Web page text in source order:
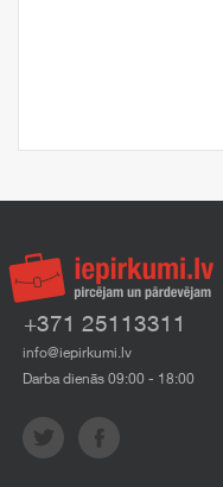
+371 25113311
info@iepirkumi.lv
Darba dienās 09:00 - 18:00